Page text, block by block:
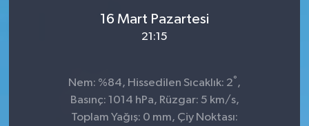
16 Mart Pazartesi
21:15
Nem: %84, Hissedilen Sıcaklık: 2° ,
Basınç: 1014 hPa, Rüzgar: 5 km/s,
Toplam Yağış: 0 mm, Çiy Noktası: